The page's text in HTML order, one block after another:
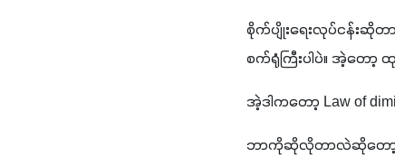
စိုက်ပျိုးရေးလုပ်ငန်းဆို
စက်ရုံကြီးပါပဲ။ အဲ့တ
အဲ့ဒါကတော့ Law of
ဘာကိုဆိုလိုတာလဲဆိုတော့